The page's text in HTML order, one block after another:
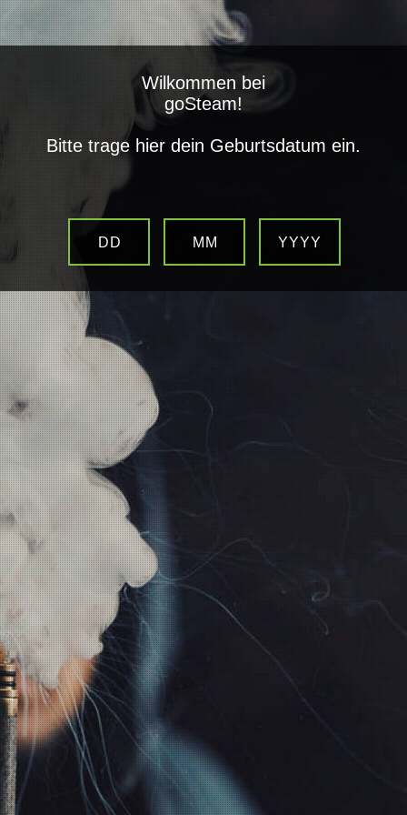
closed
Big Bottle White Coffee Aroma
Artikelnummer: 2936
Kategorie:Big Bottle
inkl. 19% USt., zzgl.Versand
verfügbar!
Wunschzettel Vergleichsliste
INFORMATIONEN
Wir über uns
Zahlungsmöglichkeiten
Versandinformationen
Newsletter
GESETZLICHE
INFORMATIONEN
AGB
Sitemap
Wilkommen bei
goSteam!
Bitte trage hier dein Geburtsdatum ein.
MM
DD YYYY